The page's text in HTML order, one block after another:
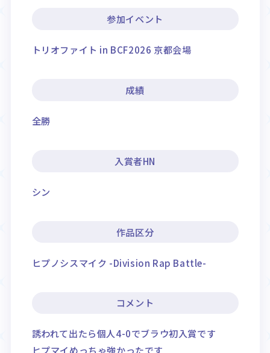
参加イベント
トリオファイト in BCF2026 京都会場
成績
全勝
入賞者HN
シン
作品区分
ヒプノシスマイク -Division Rap Battle-
コメント
誘われて出たら個人4-0でブラウ初入賞です
ヒプマイめっちゃ強かったです